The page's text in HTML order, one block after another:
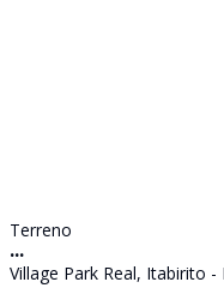
Terreno
...
Village Park Real, Itabirito -